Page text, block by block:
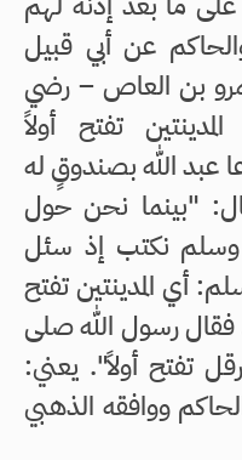
عن أبي قبيل
بن العاص – رضي
تفتح أولاً
عبد الله بصندوقٍ له
"بينما نحن حول
وسلم نكتب إذ سئل
أي المدينتين تفتح
فقال رسول الله صلى
تفتح أولاً". يعني:
ووافقه الذهبي